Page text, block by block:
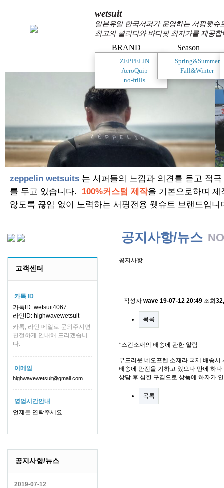
wetsuit
일본유일 한국서퍼가 운영하는 서핑웻
최고의 퀄리티와 바디핏 최저가를 제공합
BRAND
ZEPPELIN
AeroQuip
no-frills
Season
Spring&Summer
Fall&Winter
zeppelin wetsuits 는 서퍼들의 느낌과 의견를 듣고 적
를 두고 있습니다. 100%커스텀 제작을 기본으로하며
않도록 끊임 없이 노력하는 서핑전용 웻슈트 브랜드입니
고객센터
카톡 ID
카톡ID: wetsuit4067
라인ID: highwavewetsuit
카톡, 라인 메일로 문의주시면
친절하게 안내해 드리겠습니
다.
이메일
highwavewetsuit@gmail.com
영업시간안내
언제든 연락주세요
공지사항/뉴스
2019-07-12
공지사항/뉴스
공지사항
작성자 wave 19-07-12 20:49 조회
목록
*스킨소재의 배송에 관한 알림
부드러운 네오프렌 소재라 국제 배송
배송에 만전을 기하고 있으나 만에 하
상담 후 심한 구김으로 상품에 하자가
목록